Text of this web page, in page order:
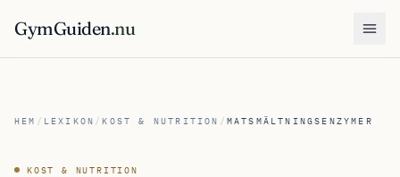
GymGuiden.nu
HEM / LEXIKON /KOST & NUTRITION / MATSMÄLTNINGSENZYMER
KOST & NUTRITION